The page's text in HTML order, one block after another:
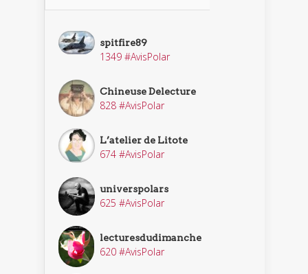
spitfire89
1349 #AvisPolar
Chineuse Delecture
828 #AvisPolar
L’atelier de Litote
674 #AvisPolar
universpolars
625 #AvisPolar
lecturesdudimanche
620 #AvisPolar